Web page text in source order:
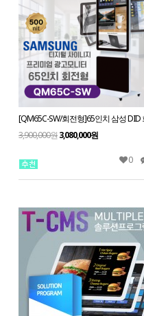
3,900,000원3,080,000원
0